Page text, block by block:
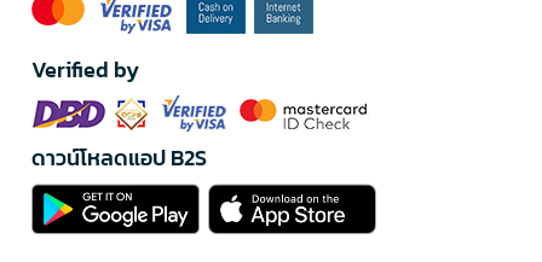
Verified by
ดาวน์โหลดแอป B2S